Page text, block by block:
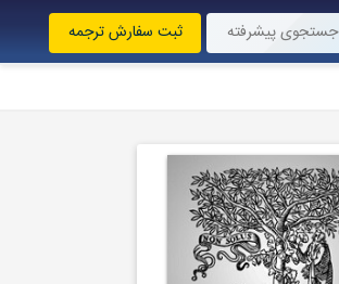
جستجوی پیشرفته ثبت سفارش ترجمه